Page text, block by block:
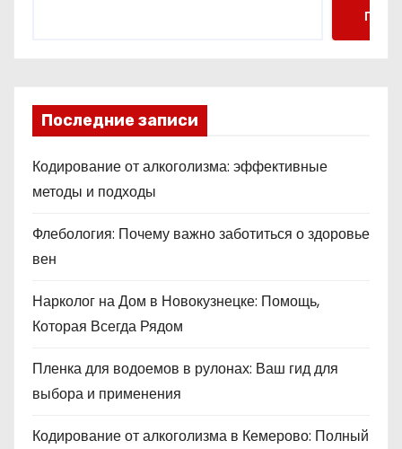
Поиск
Последние записи
Кодирование от алкоголизма: эффективные
методы и подходы
Флебология: Почему важно заботиться о здоровье
вен
Нарколог на Дом в Новокузнецке: Помощь,
Которая Всегда Рядом
Пленка для водоемов в рулонах: Ваш гид для
выбора и применения
Кодирование от алкоголизма в Кемерово: Полный